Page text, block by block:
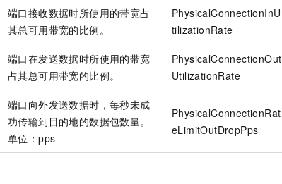
端口接收数据时所使用的带宽占
其总可用带宽的比例。
PhysicalConnectionInU
tilizationRate
端口在发送数据时所使用的带宽
占其总可用带宽的比例。
PhysicalConnectionOut
UtilizationRate
端口向外发送数据时，每秒未成
功传输到目的地的数据包数量。
单位：pps
PhysicalConnectionRat
eLimitOutDropPps